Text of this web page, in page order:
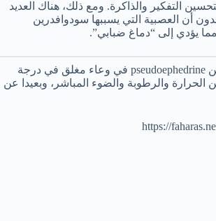
التفكير والذاكرة. ومع ذلك، هناك العديد
أن العصبية التي يسببها سودوافدرين
يؤدي إلى “دماغ ضبابي”.
يخزن دواء سودوافدرين pseudoephedrine في وعاء مغلق في درجة
الحرارة والرطوبة والضوء المباشر، وبعيدا عن